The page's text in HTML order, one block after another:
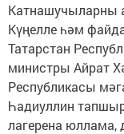
Катнашучыларны
Күңелле һәм
Татарстан
министры Айрат
Республикасы
Һадиуллин
лагерена юллама,